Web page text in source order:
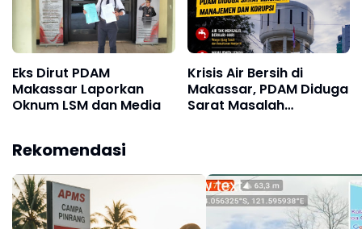
Eks Dirut PDAM
Makassar Laporkan
Oknum LSM dan Media
Krisis Air Bersih di
Makassar, PDAM Diduga
Sarat Masalah
Rekomendasi